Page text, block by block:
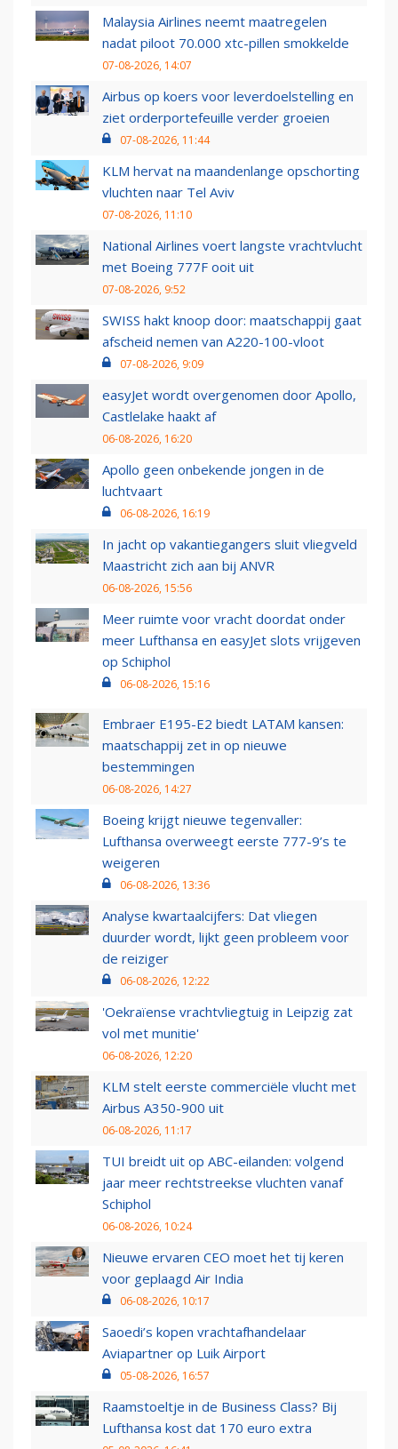
Malaysia Airlines neemt maatregelen
nadat piloot 70.000 xtc-pillen smokkelde
07-08-2026, 14:07
Airbus op koers voor leverdoelstelling en
ziet orderportefeuille verder groeien
07-08-2026, 11:44
KLM hervat na maandenlange opschorting
vluchten naar Tel Aviv
07-08-2026, 11:10
National Airlines voert langste vrachtvlucht
met Boeing 777F ooit uit
07-08-2026, 9:52
SWISS hakt knoop door: maatschappij gaat
afscheid nemen van A220-100-vloot
07-08-2026, 9:09
easyJet wordt overgenomen door Apollo,
Castlelake haakt af
06-08-2026, 16:20
Apollo geen onbekende jongen in de
luchtvaart
06-08-2026, 16:19
In jacht op vakantiegangers sluit vliegveld
Maastricht zich aan bij ANVR
06-08-2026, 15:56
Meer ruimte voor vracht doordat onder
meer Lufthansa en easyJet slots vrijgeven
op Schiphol
06-08-2026, 15:16
Embraer E195-E2 biedt LATAM kansen:
maatschappij zet in op nieuwe
bestemmingen
06-08-2026, 14:27
Boeing krijgt nieuwe tegenvaller:
Lufthansa overweegt eerste 777-9’s te
weigeren
06-08-2026, 13:36
Analyse kwartaalcijfers: Dat vliegen
duurder wordt, lijkt geen probleem voor
de reiziger
06-08-2026, 12:22
'Oekraïense vrachtvliegtuig in Leipzig zat
vol met munitie'
06-08-2026, 12:20
KLM stelt eerste commerciële vlucht met
Airbus A350-900 uit
06-08-2026, 11:17
TUI breidt uit op ABC-eilanden: volgend
jaar meer rechtstreekse vluchten vanaf
Schiphol
06-08-2026, 10:24
Nieuwe ervaren CEO moet het tij keren
voor geplaagd Air India
06-08-2026, 10:17
Saoedi’s kopen vrachtafhandelaar
Aviapartner op Luik Airport
05-08-2026, 16:57
Raamstoeltje in de Business Class? Bij
Lufthansa kost dat 170 euro extra